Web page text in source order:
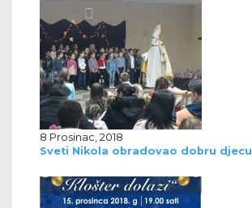
8 Prosinac, 2018
Sveti Nikola obradovao dobru djecu